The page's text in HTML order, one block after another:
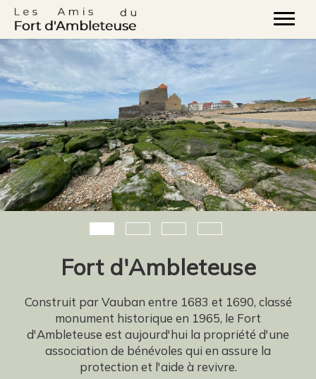
Fort d'Ambleteuse
Construit par Vauban entre 1683 et 1690, classé
monument historique en 1965, le Fort
d'Ambleteuse est aujourd'hui la propriété d'une
association de bénévoles qui en assure la
protection et l'aide à revivre.